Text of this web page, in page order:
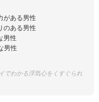
がある男性
のある男性
男性
男性
でわかる浮気心をくすぐられ